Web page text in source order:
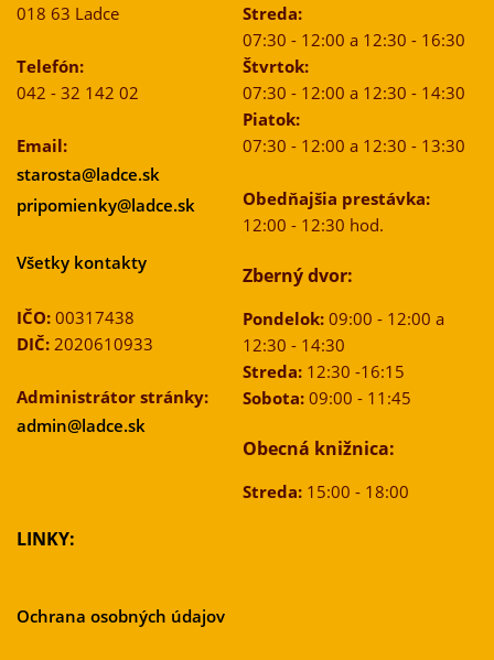
018 63 Ladce
Telefón:
042 - 32 142 02
Email:
starosta@ladce.sk
pripomienky@ladce.sk
Všetky kontakty
IČO: 00317438
DIČ: 2020610933
Administrátor stránky:
admin@ladce.sk
Streda:
07:30 - 12:00 a 12:30 - 16:30
Štvrtok:
07:30 - 12:00 a 12:30 - 14:30
Piatok:
07:30 - 12:00 a 12:30 - 13:30
Obedňajšia prestávka:
12:00 - 12:30 hod.
Zberný dvor:
Pondelok:09:00 - 12:00 a
12:30 - 14:30
Streda:12:30 -16:15
Sobota:09:00 - 11:45
Obecná knižnica:
Streda:15:00 - 18:00
LINKY:
Ochrana osobných údajov